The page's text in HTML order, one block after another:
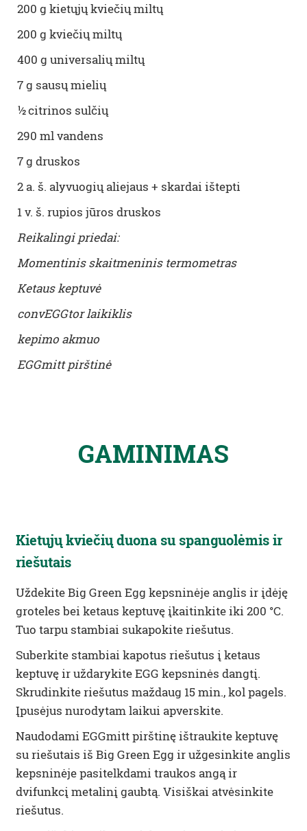
200 g kietųjų kviečių miltų
200 g kviečių miltų
400 g universalių miltų
7 g sausų mielių
½ citrinos sulčių
290 ml vandens
7 g druskos
2 a. š. alyvuogių aliejaus + skardai ištepti
1 v. š. rupios jūros druskos
Reikalingi priedai:
Momentinis skaitmeninis termometras
Ketaus keptuvė
convEGGtor laikiklis
kepimo akmuo
EGGmitt pirštinė
GAMINIMAS
Kietųjų kviečių duona su spanguolėmis ir
riešutais
Uždekite Big Green Egg kepsninėje anglis ir įdėję
groteles bei ketaus keptuvę įkaitinkite iki 200 °C.
Tuo tarpu stambiai sukapokite riešutus.
Suberkite stambiai kapotus riešutus į ketaus
keptuvę ir uždarykite EGG kepsninės dangtį.
Skrudinkite riešutus maždaug 15 min., kol pagels.
Įpusėjus nurodytam laikui apverskite.
Naudodami EGGmitt pirštinę ištraukite keptuvę
su riešutais iš Big Green Egg ir užgesinkite anglis
kepsninėje pasitelkdami traukos angą ir
dvifunkcį metalinį gaubtą. Visiškai atvėsinkite
riešutus.